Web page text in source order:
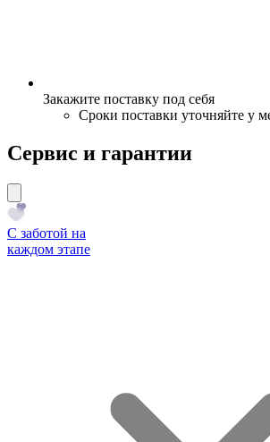
Закажите поставку под себя
Сроки поставки уточняйте у
Сервис и гарантии
С заботой на
каждом этапе